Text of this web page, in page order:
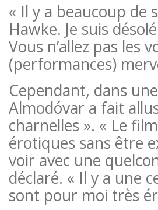
« Il y a beaucoup de
Hawke. Je suis
Vous n’allez pas les
(performances)
Cependant, dans
Almodóvar a fait
charnelles ». « Le
érotiques sans être
voir avec une
déclaré. « Il y a une
sont pour moi très